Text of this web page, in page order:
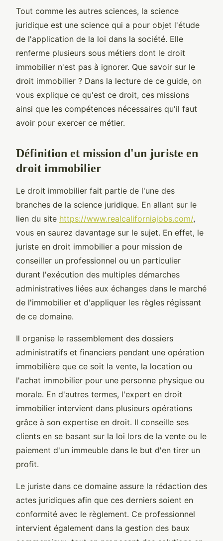
Tout comme les autres sciences, la science
juridique est une science qui a pour objet l'étude
de l'application de la loi dans la société. Elle
renferme plusieurs sous métiers dont le droit
immobilier n'est pas à ignorer. Que savoir sur le
droit immobilier ? Dans la lecture de ce guide, on
vous explique ce qu'est ce droit, ces missions
ainsi que les compétences nécessaires qu'il faut
avoir pour exercer ce métier.
Définition et mission d'un juriste en
droit immobilier
Le droit immobilier fait partie de l'une des
branches de la science juridique. En allant sur le
lien du site https://www.realcaliforniajobs.com/,
vous en saurez davantage sur le sujet. En effet, le
juriste en droit immobilier a pour mission de
conseiller un professionnel ou un particulier
durant l'exécution des multiples démarches
administratives liées aux échanges dans le marché
de l'immobilier et d'appliquer les règles régissant
de ce domaine.
Il organise le rassemblement des dossiers
administratifs et financiers pendant une opération
immobilière que ce soit la vente, la location ou
l'achat immobilier pour une personne physique ou
morale. En d'autres termes, l'expert en droit
immobilier intervient dans plusieurs opérations
grâce à son expertise en droit. Il conseille ses
clients en se basant sur la loi lors de la vente ou le
paiement d'un immeuble dans le but d'en tirer un
profit.
Le juriste dans ce domaine assure la rédaction des
actes juridiques afin que ces derniers soient en
conformité avec le règlement. Ce professionnel
intervient également dans la gestion des baux